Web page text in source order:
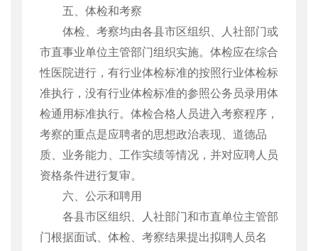
五、体检和考察
体检、考察均由各县市区组织、人社部门或
市直事业单位主管部门组织实施。体检应在综合
性医院进行，有行业体检标准的按照行业体检标
准执行，没有行业体检标准的参照公务员录用体
检通用标准执行。体检合格人员进入考察程序，
考察的重点是应聘者的思想政治表现、道德品
质、业务能力、工作实绩等情况，并对应聘人员
资格条件进行复审。
六、公示和聘用
各县市区组织、人社部门和市直单位主管部
门根据面试、体检、考察结果提出拟聘人员名